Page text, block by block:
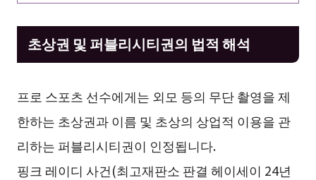
초상권 및 퍼블리시티권의 법적 해석
프로 스포츠 선수에게는 외모 등의 무단 촬영을 제
한하는 초상권과 이름 및 초상의 상업적 이용을 관
리하는 퍼블리시티권이 인정됩니다.
핑크 레이디 사건(최고재판소 판결 헤이세이 24년